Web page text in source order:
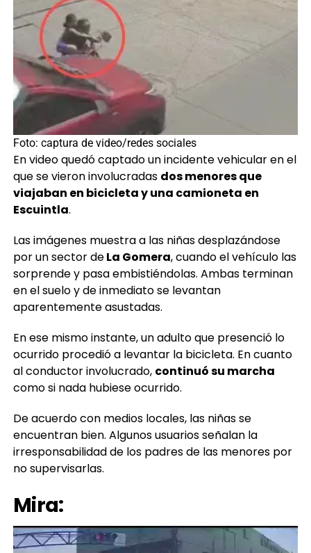
Foto: captura de video/redes sociales
En video quedó captado un incidente vehicular en el
que se vieron involucradas dos menores que
viajaban en bicicleta y una camioneta en
Escuintla.
Las imágenes muestra a las niñas desplazándose
por un sector deLa Gomera, cuando el vehículo las
sorprende y pasa embistiéndolas. Ambas terminan
en el suelo y de inmediato se levantan
aparentemente asustadas.
En ese mismo instante, un adulto que presenció lo
ocurrido procedió a levantar la bicicleta. En cuanto
al conductor involucrado, continuó su marcha
como si nada hubiese ocurrido.
De acuerdo con medios locales, las niñas se
encuentran bien. Algunos usuarios señalan la
irresponsabilidad de los padres de las menores por
no supervisarlas.
Mira: